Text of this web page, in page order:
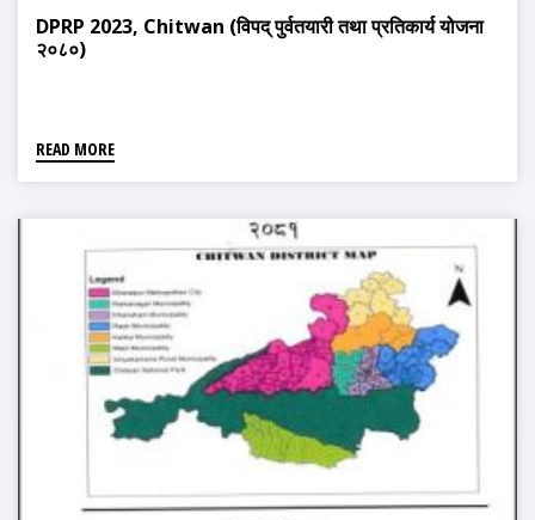
DPRP 2023, Chitwan (विपद् पुर्वतयारी तथा प्रतिकार्य योजना
२०८०)
READ MORE